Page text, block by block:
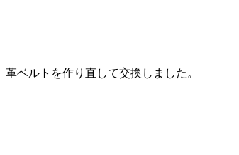
革ベルトを作り直して交換しました。